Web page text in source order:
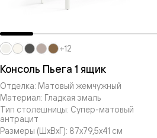
Консоль Пьега 1 ящик
Отделка: Матовый жемчужный
Материал: Гладкая эмаль
Тип столешницы: Супер-матовый
антрацит
Размеры (ШxВxГ): 87x79,5x41 см
+12